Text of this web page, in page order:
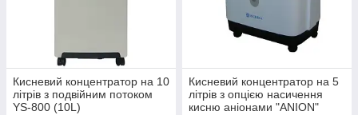
Кисневий концентратор на 10
літрів з подвійним потоком
YS-800 (10L)
Кисневий концентратор на 5
літрів з опцією насичення
кисню аніонами "ANION"